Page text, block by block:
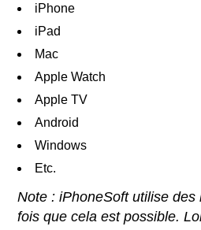
iPhone
iPad
Mac
Apple Watch
Apple TV
Android
Windows
Etc.
Note : iPhoneSoft utilise
fois que cela est possible.